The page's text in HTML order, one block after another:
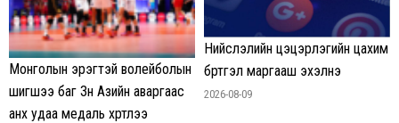
Монголын эрэгтэй волейболын
шигшээ баг Зүүн Азийн аваргаас
анх удаа медаль хүртлээ
Нийслэлийн цэцэрлэгийн цахим
бүртгэл маргааш эхэлнэ
2026-08-09